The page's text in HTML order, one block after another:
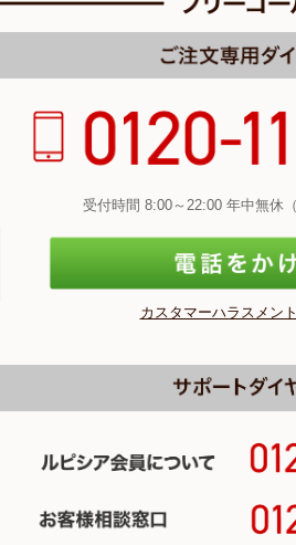
受付時間 8:00～22:00 年中無休
カスタマーハラスメン